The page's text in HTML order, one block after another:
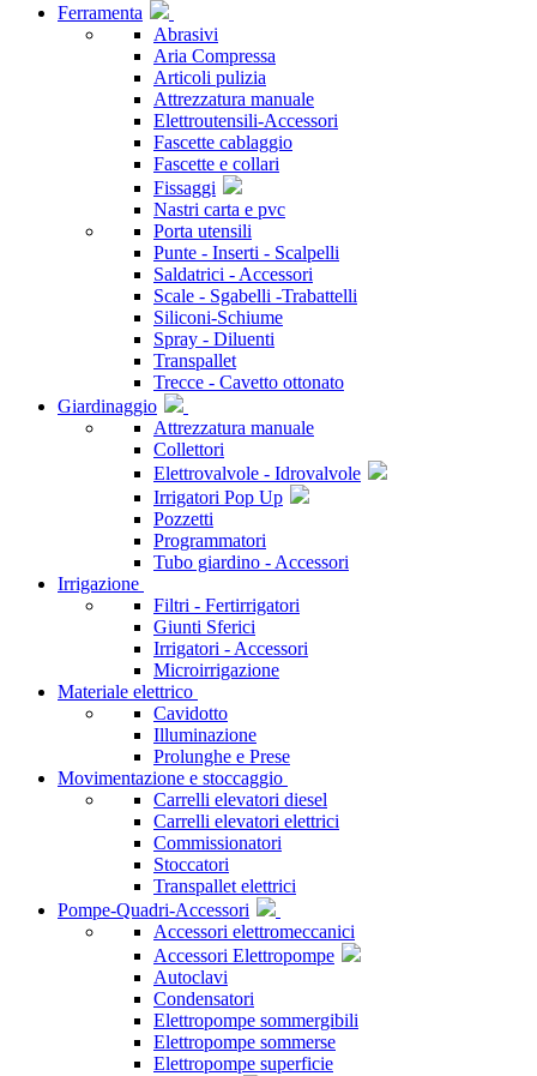
Ferramenta
Abrasivi
Aria Compressa
Articoli pulizia
Attrezzatura manuale
Elettroutensili-Accessori
Fascette cablaggio
Fascette e collari
Fissaggi
Nastri carta e pvc
Porta utensili
Punte - Inserti - Scalpelli
Saldatrici - Accessori
Scale - Sgabelli -Trabattelli
Siliconi-Schiume
Spray - Diluenti
Transpallet
Trecce - Cavetto ottonato
Giardinaggio
Attrezzatura manuale
Collettori
Elettrovalvole - Idrovalvole
Irrigatori Pop Up
Pozzetti
Programmatori
Tubo giardino - Accessori
Irrigazione
Filtri - Fertirrigatori
Giunti Sferici
Irrigatori - Accessori
Microirrigazione
Materiale elettrico
Cavidotto
Illuminazione
Prolunghe e Prese
Movimentazione e stoccaggio
Carrelli elevatori diesel
Carrelli elevatori elettrici
Commissionatori
Stoccatori
Transpallet elettrici
Pompe-Quadri-Accessori
Accessori elettromeccanici
Accessori Elettropompe
Autoclavi
Condensatori
Elettropompe sommergibili
Elettropompe sommerse
Elettropompe superficie